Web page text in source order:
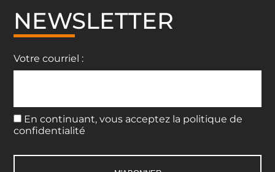
NEWSLETTER
Votre courriel :
En continuant, vous acceptez la politique de
confidentialité